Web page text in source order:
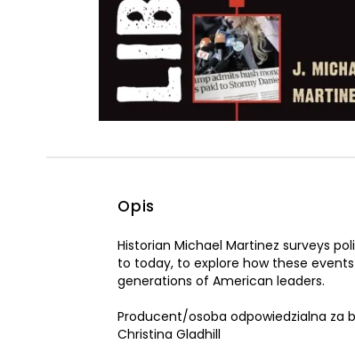
Opis
Historian Michael Martinez surveys
to today, to explore how these
generations of American leaders.
Producent/osoba odpowiedzialna za
Christina Gladhill